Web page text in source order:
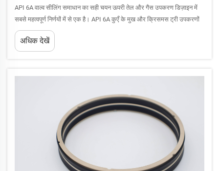
API 6A वाल्व सीलिंग समाधान का सही चयन ऊपरी तेल और गैस उपकरण डिज़ाइन में
सबसे महत्वपूर्ण निर्णयों में से एक है। API 6A कुएँ के मुख और क्रिसमस ट्री उपकरणों
को नियंत्रित करता है, जहाँ दबाव रेटिंग 20,000 पाउंड प्रति वर्ग इंच (psi) तक पहुँच
जाती है और सेवा द्रव...
अधिक देखें